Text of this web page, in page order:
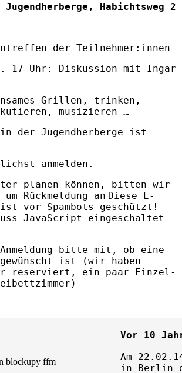
Habichtsweg 2
der Teilnehmer:innen
17 Uhr: Diskussion mit Ingar
Grillen, trinken,
musizieren …
in der Jugendherberge ist
anmelden.
planen können, bitten wir
Rückmeldung an Diese E-
vor Spambots geschützt!
JavaScript eingeschaltet
bitte mit, ob eine
gewünscht ist (wir haben
reserviert , ein paar Einzel-
Vor 10
Am
in Berlin